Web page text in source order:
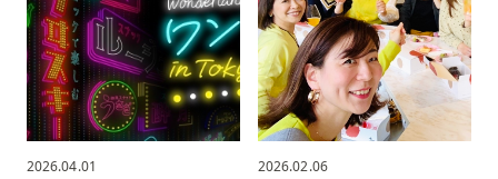
2026.04.01 2026.02.06